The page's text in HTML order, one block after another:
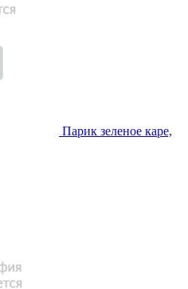
Парик зеленое каре,